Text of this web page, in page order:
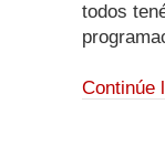
todos
Continúe